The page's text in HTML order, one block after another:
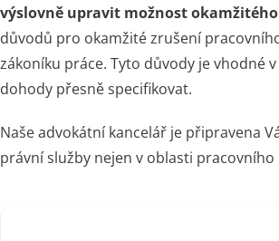
výslovně upravit možnost
důvodů pro okamžité zrušení
zákoníku práce. Tyto důvody je vhodné
dohody přesně specifikovat.
Naše advokátní kancelář je připravena
právní služby nejen v oblasti pracovního